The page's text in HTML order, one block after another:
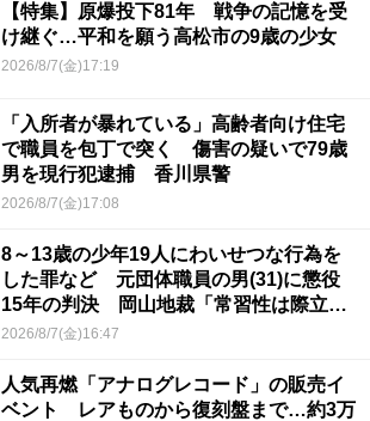
【特集】原爆投下81年 戦争の記憶を受
け継ぐ…平和を願う高松市の9歳の少女
2026/8/7(金)17:19
「入所者が暴れている」高齢者向け住宅
で職員を包丁で突く 傷害の疑いで79歳
男を現行犯逮捕 香川県警
2026/8/7(金)17:08
8～13歳の少年19人にわいせつな行為を
した罪など 元団体職員の男(31)に懲役
15年の判決 岡山地裁「常習性は際立っ
ていて被害結果も非常に重い」
2026/8/7(金)16:47
人気再燃「アナログレコード」の販売イ
ベント レアものから復刻盤まで…約3万